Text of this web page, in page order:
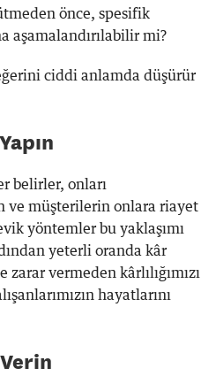
önce, spesifik
aşamalandırılabilir mi?
ciddi anlamda düşürür
belirler, onları
ve müşterilerin onlara riayet
yöntemler bu yaklaşımı
yeterli oranda kâr
vermeden kârlılığımızı
hayatlarını